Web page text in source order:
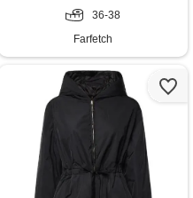
36-38
Farfetch